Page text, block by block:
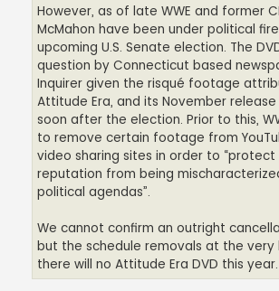
However, as of late WWE and former
McMahon have been under political
upcoming U.S. Senate election. The
question by Connecticut based
Inquirer given the risqué footage
Attitude Era, and its November
soon after the election. Prior to this,
to remove certain footage from
video sharing sites in order to
reputation from being
political agendas”.
We cannot confirm an outright
but the schedule removals at the very
there will no Attitude Era DVD this year.